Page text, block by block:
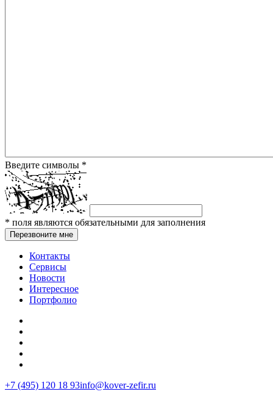
Введите символы *
* поля являются обязательными для заполнения
Перезвоните мне
Контакты
Сервисы
Новости
Интересное
Портфолио
+7 (495) 120 18 93info@kover-zefir.ru